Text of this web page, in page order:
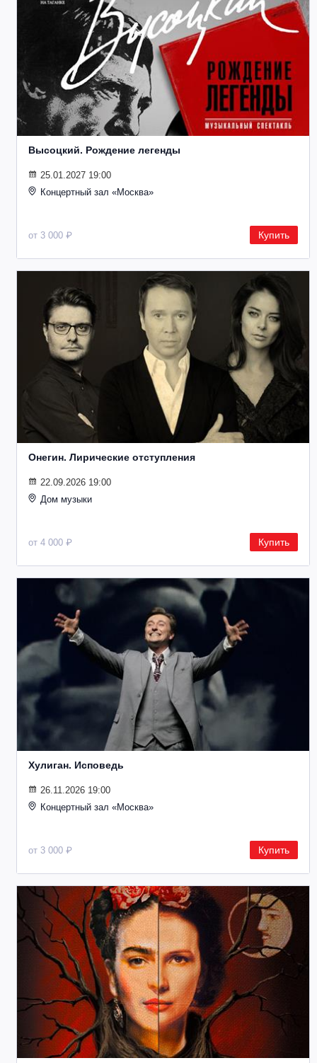
Высоцкий. Рождение легенды
25.01.2027 19:00
Концертный зал «Москва»
от 3 000 ₽ Купить
Онегин. Лирические отступления
22.09.2026 19:00
Дом музыки
от 4 000 ₽ Купить
Хулиган. Исповедь
26.11.2026 19:00
Концертный зал «Москва»
от 3 000 ₽ Купить